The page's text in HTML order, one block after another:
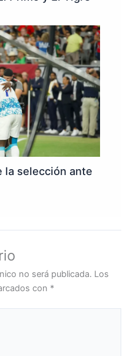
la selección ante
no será publicada. Los
con *